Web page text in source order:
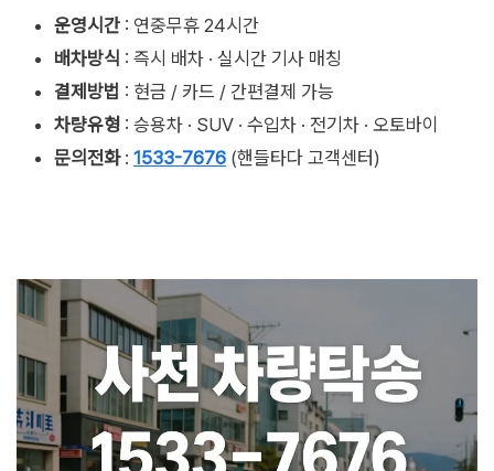
운영시간 : 연중무휴 24시간
배차방식 : 즉시 배차 · 실시간 기사 매칭
결제방법 : 현금 / 카드 / 간편결제 가능
차량유형 : 승용차 · SUV · 수입차 · 전기차 · 오토바이
문의전화: 1533-7676 (핸들타다 고객센터)